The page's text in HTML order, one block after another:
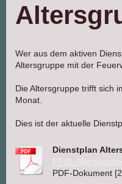
Wer aus dem aktiven
Altersgruppe mit der
Die Altersgruppe trifft sich
Monat.
Dies ist der aktuelle
Dienstplan
PDF-Dokument